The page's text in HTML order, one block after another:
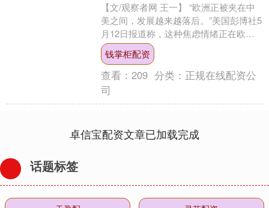
【文/观察者网 王一】 “欧洲正被夹在中
美之间，发展越来越落后。”美国彭博社5
月12日报道称，这种焦虑情绪正在欧洲
内部蔓延，而建立了一个高度“总统化”权
力体系、....
钱掌柜配资
查看：209 分类： 正规在线配资公
司
卓信宝配资文章已加载完成
话题标签